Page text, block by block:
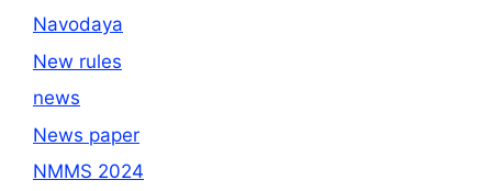
Navodaya
New rules
news
News paper
NMMS 2024